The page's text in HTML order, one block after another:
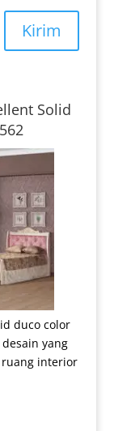
Kirim
Solid
duco color
yang
ruang interior